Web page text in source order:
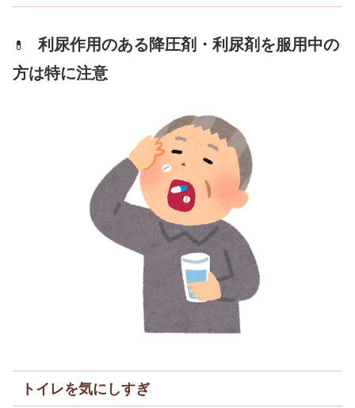
💊利尿作用のある降圧剤・利尿剤を服用中の
方は特に注意
トイレを気にしすぎ